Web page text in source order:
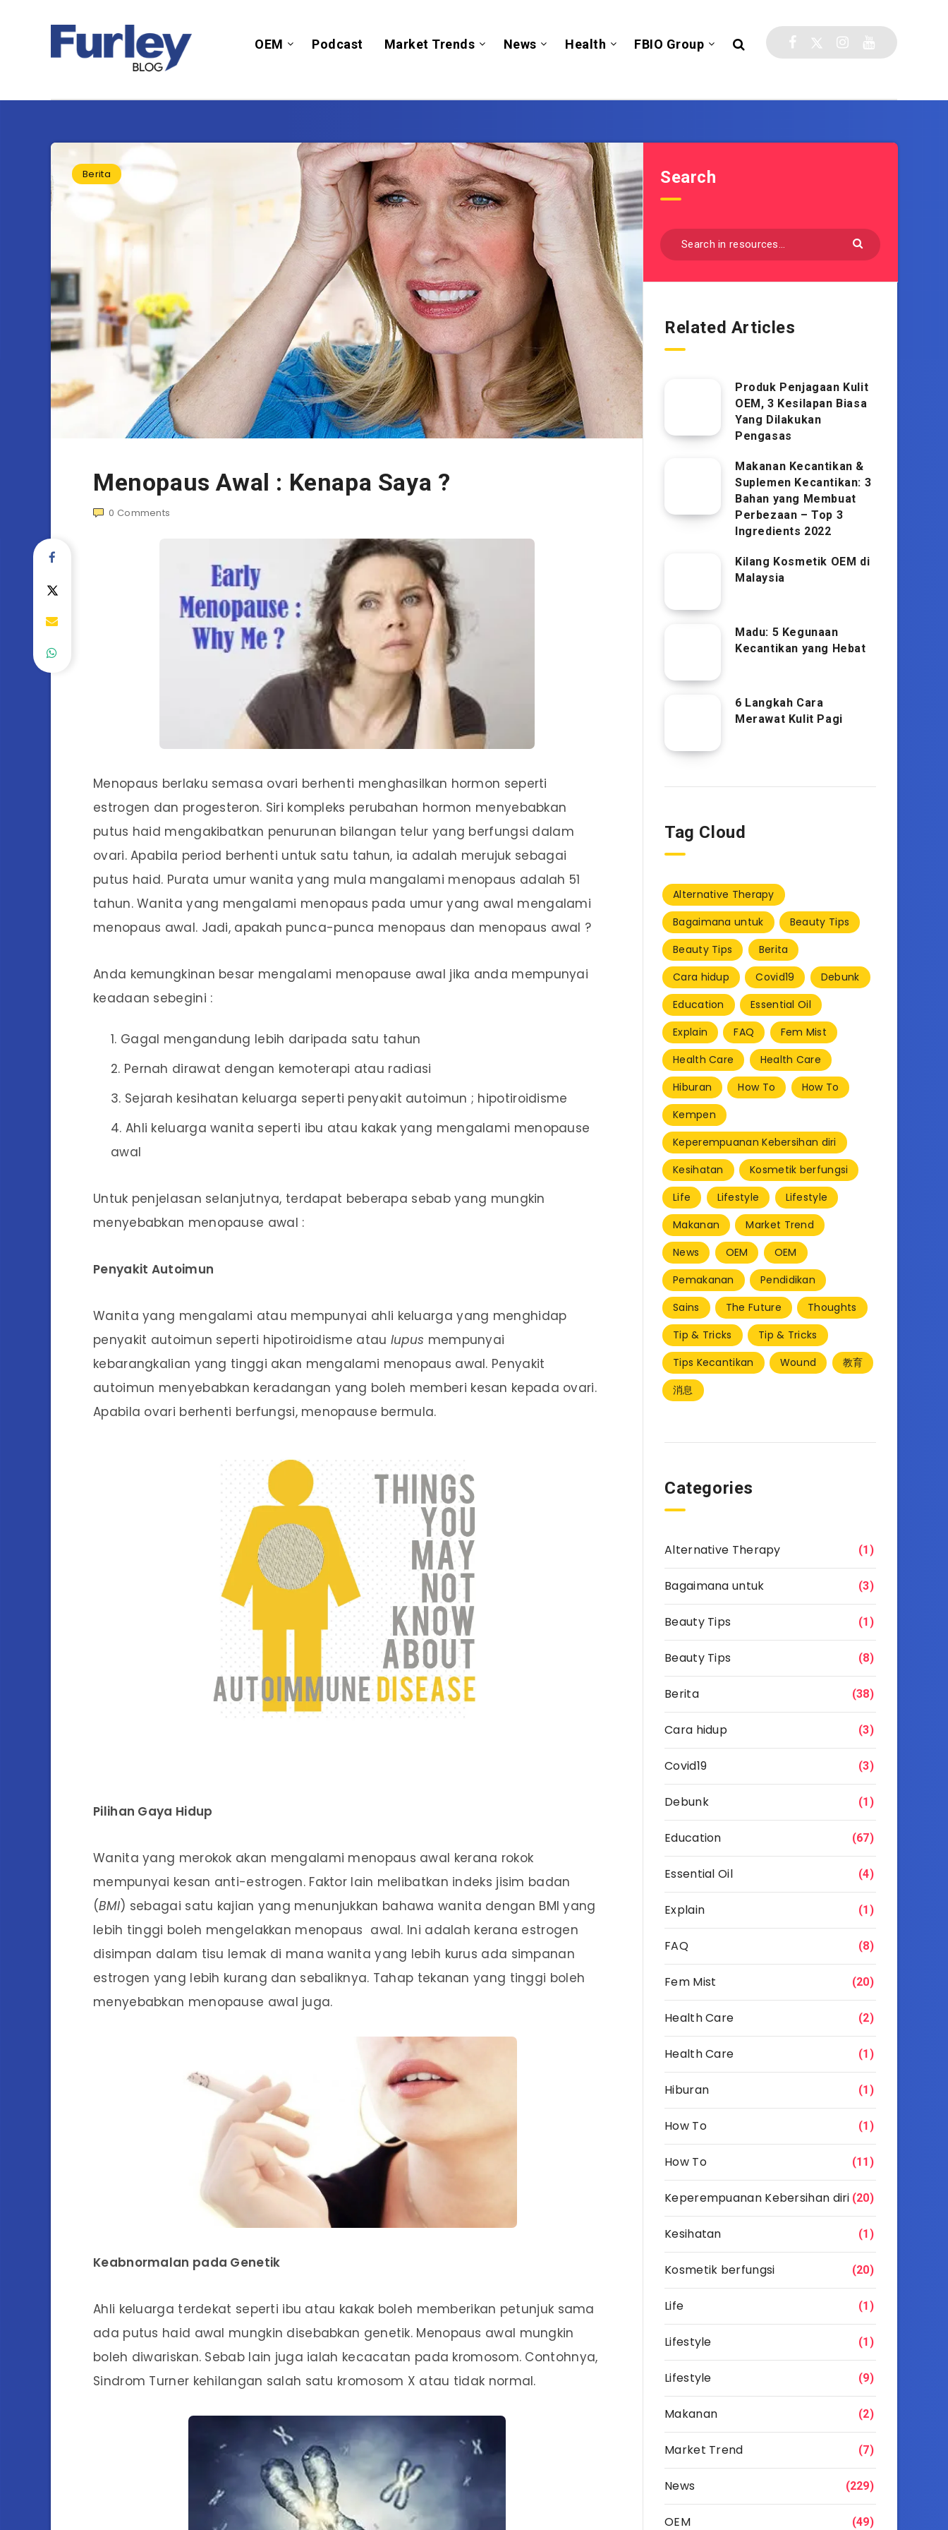
OEM Podcast Market Trends News Health FBIO Group
Berita
Menopaus Awal : Kenapa Saya ?
0 Comments
Menopaus berlaku semasa ovari berhenti menghasilkan hormon seperti
estrogen dan progesteron. Siri kompleks perubahan hormon menyebabkan
putus haid mengakibatkan penurunan bilangan telur yang berfungsi dalam
ovari. Apabila period berhenti untuk satu tahun, ia adalah merujuk sebagai
putus haid. Purata umur wanita yang mula mangalami menopaus adalah 51
tahun. Wanita yang mengalami menopaus pada umur yang awal mengalami
menopaus awal. Jadi, apakah punca-punca menopaus dan menopaus awal ?
Anda kemungkinan besar mengalami menopause awal jika anda mempunyai
keadaan sebegini :
Gagal mengandung lebih daripada satu tahun
Pernah dirawat dengan kemoterapi atau radiasi
Sejarah kesihatan keluarga seperti penyakit autoimun ; hipotiroidisme
Ahli keluarga wanita seperti ibu atau kakak yang mengalami menopause
awal
Untuk penjelasan selanjutnya, terdapat beberapa sebab yang mungkin
menyebabkan menopause awal :
Penyakit Autoimun
Wanita yang mengalami atau mempunyai ahli keluarga yang menghidap
penyakit autoimun seperti hipotiroidisme atau lupus mempunyai
kebarangkalian yang tinggi akan mengalami menopaus awal. Penyakit
autoimun menyebabkan keradangan yang boleh memberi kesan kepada ovari.
Apabila ovari berhenti berfungsi, menopause bermula.
Pilihan Gaya Hidup
Wanita yang merokok akan mengalami menopaus awal kerana rokok
mempunyai kesan anti-estrogen. Faktor lain melibatkan indeks jisim badan
(BMI) sebagai satu kajian yang menunjukkan bahawa wanita dengan BMI yang
lebih tinggi boleh mengelakkan menopaus awal. Ini adalah kerana estrogen
disimpan dalam tisu lemak di mana wanita yang lebih kurus ada simpanan
estrogen yang lebih kurang dan sebaliknya. Tahap tekanan yang tinggi boleh
menyebabkan menopause awal juga.
Keabnormalan pada Genetik
Ahli keluarga terdekat seperti ibu atau kakak boleh memberikan petunjuk sama
ada putus haid awal mungkin disebabkan genetik. Menopaus awal mungkin
boleh diwariskan. Sebab lain juga ialah kecacatan pada kromosom. Contohnya,
Sindrom Turner kehilangan salah satu kromosom X atau tidak normal.
Search
Related Articles
Produk Penjagaan Kulit
OEM, 3 Kesilapan Biasa
Yang Dilakukan
Pengasas
Makanan Kecantikan &
Suplemen Kecantikan: 3
Bahan yang Membuat
Perbezaan – Top 3
Ingredients 2022
Kilang Kosmetik OEM di
Malaysia
Madu: 5 Kegunaan
Kecantikan yang Hebat
6 Langkah Cara
Merawat Kulit Pagi
Tag Cloud
Alternative Therapy
Bagaimana untuk
Beauty Tips
Beauty Tips
Berita
Cara hidup
Covid19
Debunk
Education
Essential Oil
Explain
FAQ
Fem Mist
Health Care
Health Care
Hiburan
How To
How To
Kempen
Keperempuanan Kebersihan diri
Kesihatan
Kosmetik berfungsi
Life
Lifestyle
Lifestyle
Makanan
Market Trend
News
OEM
OEM
Pemakanan
Pendidikan
Sains
The Future
Thoughts
Tip & Tricks
Tip & Tricks
Tips Kecantikan
Wound
教育
消息
Categories
Alternative Therapy (1)
Bagaimana untuk (3)
Beauty Tips (1)
Beauty Tips (8)
Berita (38)
Cara hidup (3)
Covid19 (3)
Debunk (1)
Education (67)
Essential Oil (4)
Explain (1)
FAQ (8)
Fem Mist (20)
Health Care (2)
Health Care (1)
Hiburan (1)
How To (1)
How To (11)
Keperempuanan Kebersihan diri (20)
Kesihatan (1)
Kosmetik berfungsi (20)
Life (1)
Lifestyle (1)
Lifestyle (9)
Makanan (2)
Market Trend (7)
News (229)
OEM (49)